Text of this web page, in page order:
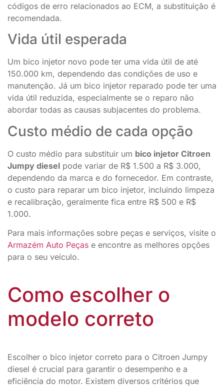
códigos de erro relacionados ao ECM, a substituição é
recomendada.
Vida útil esperada
Um bico injetor novo pode ter uma vida útil de até
150.000 km, dependendo das condições de uso e
manutenção. Já um bico injetor reparado pode ter uma
vida útil reduzida, especialmente se o reparo não
abordar todas as causas subjacentes do problema.
Custo médio de cada opção
O custo médio para substituir um bico injetor Citroen
Jumpy diesel pode variar de R$ 1.500 a R$ 3.000,
dependendo da marca e do fornecedor. Em contraste,
o custo para reparar um bico injetor, incluindo limpeza
e recalibração, geralmente fica entre R$ 500 e R$
1.000.
Para mais informações sobre peças e serviços, visite o
Armazém Auto Peças e encontre as melhores opções
para o seu veículo.
Como escolher o
modelo correto
Escolher o bico injetor correto para o Citroen Jumpy
diesel é crucial para garantir o desempenho e a
eficiência do motor. Existem diversos critérios que